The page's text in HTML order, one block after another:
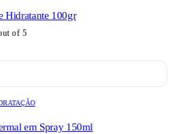
Hidratante 100gr
of 5
em Spray 150ml